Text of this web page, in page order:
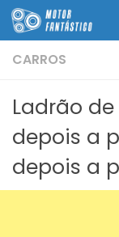
Skip to
CARROS
Ladrão
depois a
depois a